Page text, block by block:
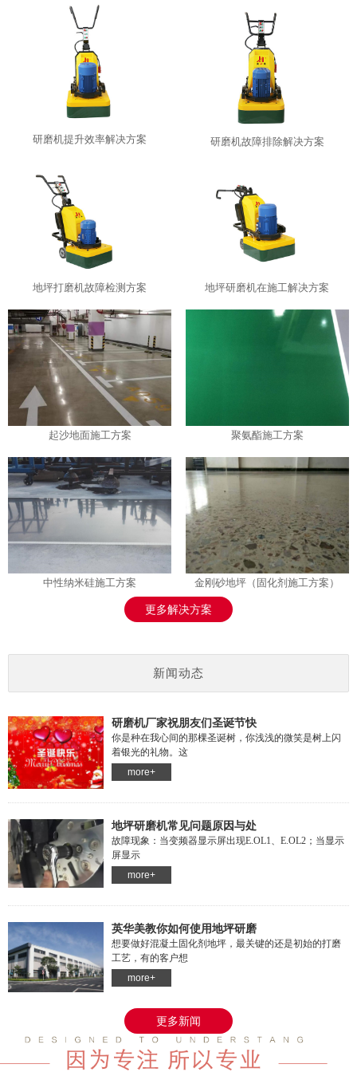
研磨机提升效率解决方案 研磨机故障排除解决方案
地坪打磨机故障检测方案 地坪研磨机在施工解决方案
起沙地面施工方案 聚氨酯施工方案
中性纳米硅施工方案 金刚砂地坪（固化剂施工方案）
更多解决方案
新闻动态
研磨机厂家祝朋友们圣诞节快
你是种在我心间的那棵圣诞树，你浅浅的微笑是树上闪
着银光的礼物。这
more+
地坪研磨机常见问题原因与处
故障现象：当变频器显示屏出现E.OL1、E.OL2；当显示
屏显示
more+
英华美教你如何使用地坪研磨
想要做好混凝土固化剂地坪，最关键的还是初始的打磨
工艺，有的客户想
more+
更多新闻